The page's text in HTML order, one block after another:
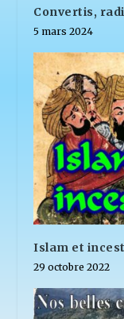
Convertis,
5 mars 2024
Islam et
29 octobre 2022